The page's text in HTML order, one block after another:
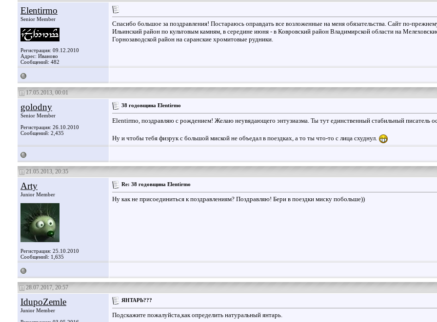
Elentirmo
Senior Member
Регистрация: 09.12.2010
Адрес: Иваново
Сообщений: 482
Спасибо большое за поздравления! Постараюсь оправдать все возложенные на меня обязательства. Сайт по-
Ильинский район по культовым камням, в середине июня - в Ковровский район Владимирской области на
Горнозаводской район на саранские хромитовые рудники.
17.05.2013, 00:01
golodny
Senior Member
Регистрация: 26.10.2010
Сообщений: 2,435
38 годовщина Elentirmo
Elentirmo, поздравляю с рождением! Желаю неувядающего энтузиазма. Ты тут единственный стабильный писатель
Ну и чтобы тебя физрук с большой миской не объедал в поездках, а то ты что-то с лица схуднул.
21.05.2013, 20:35
Arty
Junior Member
Регистрация: 25.10.2010
Сообщений: 1,635
Re: 38 годовщина Elentirmo
Ну как не присоединиться к поздравлениям? Поздравляю! Бери в поездки миску побольше))
28.07.2017, 20:57
IdupoZemle
Junior Member
ЯНТАРЬ???
Подскажите пожалуйста,как определить натуральный янтарь.